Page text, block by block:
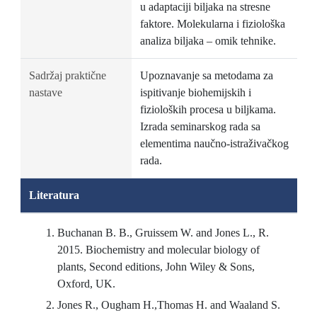
u adaptaciji biljaka na stresne
faktore. Molekularna i fiziološka
analiza biljaka – omik tehnike.
Sadržaj praktične
nastave
Upoznavanje sa metodama za
ispitivanje biohemijskih i
fizioloških procesa u biljkama.
Izrada seminarskog rada sa
elementima naučno-istraživačkog
rada.
Literatura
Buchanan B. B., Gruissem W. and Jones L., R.
2015. Biochemistry and molecular biology of
plants, Second editions, John Wiley & Sons,
Oxford, UK.
Jones R., Ougham H.,Thomas H. and Waaland S.